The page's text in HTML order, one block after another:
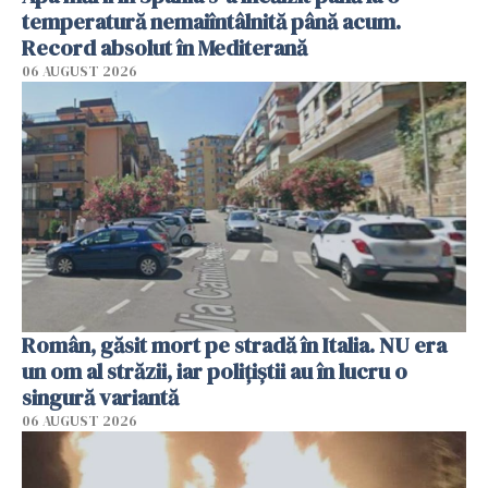
temperatură nemaiîntâlnită până acum.
Record absolut în Mediterană
06 AUGUST 2026
Român, găsit mort pe stradă în Italia. NU era
un om al străzii, iar polițiștii au în lucru o
singură variantă
06 AUGUST 2026